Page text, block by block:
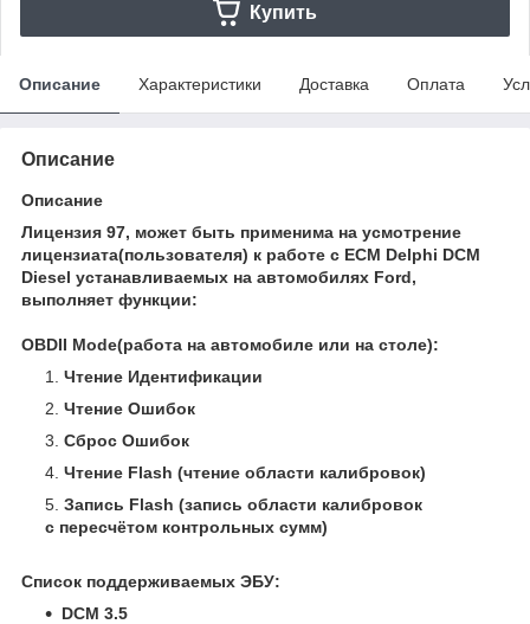
Купить
Описание Характеристики Доставка Оплата
Описание
Описание
Лицензия 97, может быть применима на усмотрение
лицензиата(пользователя) к работе c ECM Delphi DCM
Diesel устанавливаемых на автомобилях Ford,
выполняет функции:
OBDII Mode(работа на автомобиле или на столе):
Чтение Идентификации
Чтение Ошибок
Сброс Ошибок
Чтение Flash (чтение области калибровок)
Запись Flash (запись области калибровок
с пересчётом контрольных сумм)
Список поддерживаемых ЭБУ:
DCM 3.5